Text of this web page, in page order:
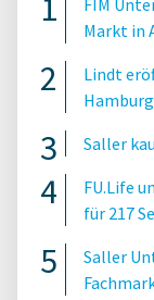
FIM
Markt in
Lindt
Saller
FU.Life
für 217
Saller